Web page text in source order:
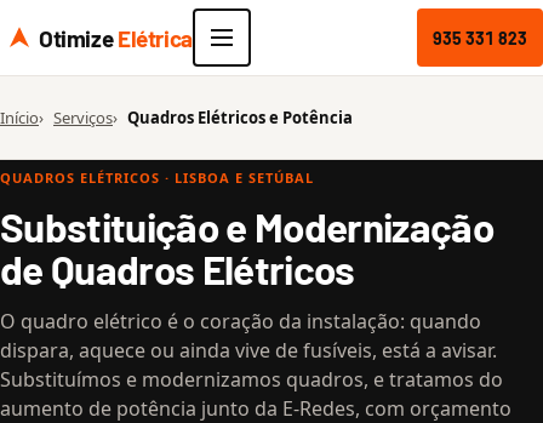
OtimizeElétrica 935 331 823
Início Serviços Quadros Elétricos e Potência
QUADROS ELÉTRICOS · LISBOA E SETÚBAL
Substituição e Modernização
de Quadros Elétricos
O quadro elétrico é o coração da instalação: quando
dispara, aquece ou ainda vive de fusíveis, está a avisar.
Substituímos e modernizamos quadros, e tratamos do
aumento de potência junto da E-Redes, com orçamento